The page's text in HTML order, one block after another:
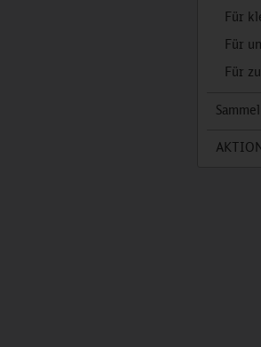
Für
Für
Für